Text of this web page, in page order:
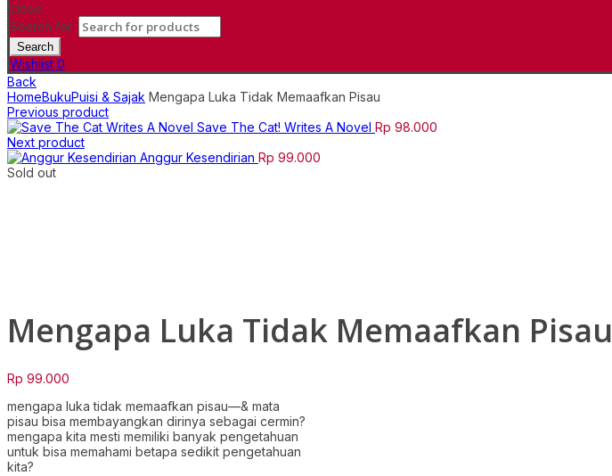
close
Search for:
Search
Wishlist 0
Back
HomeBukuPuisi & Sajak Mengapa Luka Tidak Memaafkan Pisau
Previous product
Save The Cat! Writes A Novel Rp 98.000
Next product
Anggur Kesendirian Rp 99.000
Sold out
Mengapa Luka Tidak Memaafkan Pisau
Rp 99.000
mengapa luka tidak memaafkan pisau—& mata
pisau bisa membayangkan dirinya sebagai cermin?
mengapa kita mesti memiliki banyak pengetahuan
untuk bisa memahami betapa sedikit pengetahuan
kita?